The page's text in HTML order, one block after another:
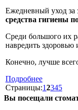
Ежедневный уход за
средства гигиены
Среди большого их
навредить здоровью
Конечно, лучше
Подробнее
Страницы:12345
Вы посещали